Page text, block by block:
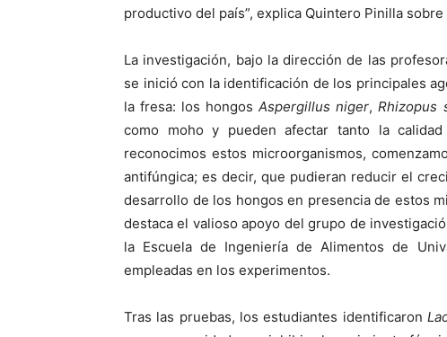
productivo del país”, explica Quintero Pinilla
La investigación, bajo la dirección de las
se inició con la identificación de los principales
la fresa: los hongosAspergillus niger,Rhizopus
como moho y pueden afectar tanto la
reconocimos estos microorganismos,
antifúngica; es decir, que pudieran reducir el
desarrollo de los hongos en presencia de estos
destaca el valioso apoyo del grupo de
la Escuela de Ingeniería de Alimentos de
empleadas en los experimentos.
Tras las pruebas, los estudiantes identificaron